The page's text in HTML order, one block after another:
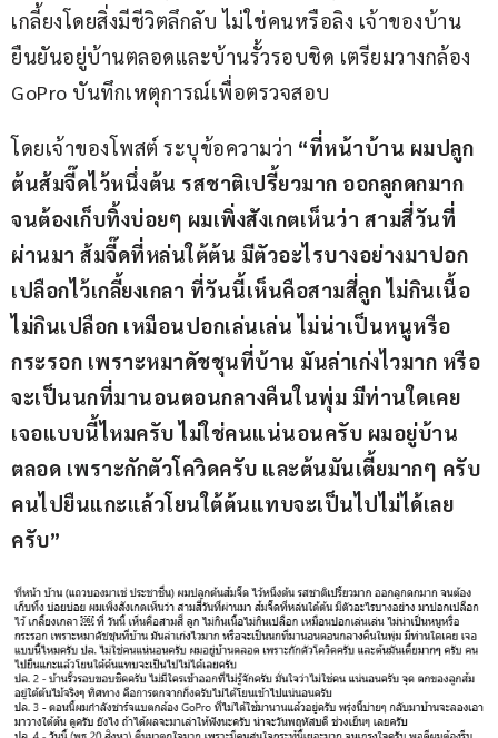
เกลี้ยงโดยสิ่งมีชีวิตลึกลับ ไม่ใช่คนหรือลิง เจ้าของบ้าน
ยืนยันอยู่บ้านตลอดและบ้านรั้วรอบชิด เตรียมวางกล้อง
GoPro บันทึกเหตุการณ์เพื่อตรวจสอบ
โดยเจ้าของโพสต์ ระบุข้อความว่า “ที่หน้าบ้าน ผมปลูก
ต้นส้มจี๊ดไว้หนึ่งต้น รสชาติเปรี้ยวมาก ออกลูกดกมาก
จนต้องเก็บทิ้งบ่อยๆ ผมเพิ่งสังเกตเห็นว่า สามสี่วันที่
ผ่านมา ส้มจี๊ดที่หล่นใต้ต้น มีตัวอะไรบางอย่างมาปอก
เปลือกไว้เกลี้ยงเกลา ที่วันนี้เห็นคือสามสี่ลูก ไม่กินเนื้อ
ไม่กินเปลือก เหมือนปอกเล่นเล่น ไม่น่าเป็นหนูหรือ
กระรอก เพราะหมาดัชชุนที่บ้าน มันล่าเก่งไวมาก หรือ
จะเป็นนกที่มานอนตอนกลางคืนในพุ่ม มีท่านใดเคย
เจอแบบนี้ไหมครับ ไม่ใช่คนแน่นอนครับ ผมอยู่บ้าน
ตลอด เพราะกักตัวโควิดครับ และต้นมันเตี้ยมากๆ ครับ
คนไปยืนแกะแล้วโยนใต้ต้นแทบจะเป็นไปไม่ได้เลย
ครับ”